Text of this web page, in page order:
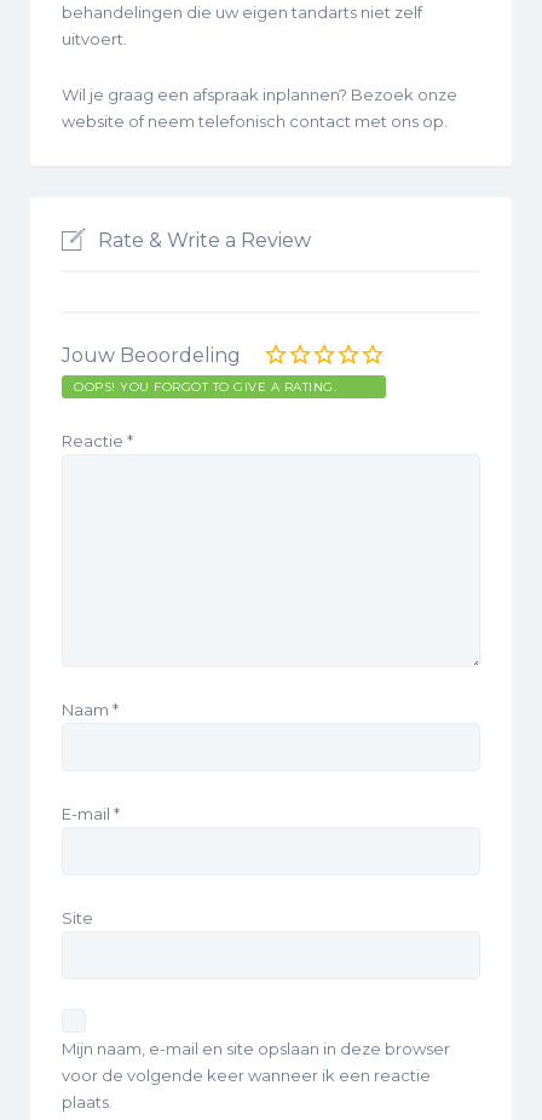
behandelingen die uw eigen tandarts niet zelf
uitvoert.
Wil je graag een afspraak inplannen? Bezoek onze
website of neem telefonisch contact met ons op.
Rate & Write a Review
Jouw Beoordeling
OOPS! YOU FORGOT TO GIVE A RATING.
Reactie *
Naam *
E-mail *
Site
Mijn naam, e-mail en site opslaan in deze browser
voor de volgende keer wanneer ik een reactie
plaats.